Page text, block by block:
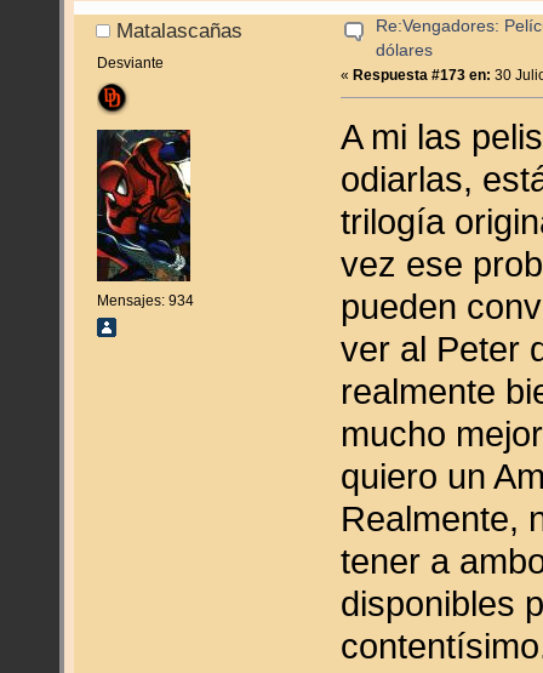
Matalascañas
Desviante
Mensajes: 934
Re:Vengadores:
dólares
«Respuesta #173 en: 30
A mi las
odiarlas,
trilogía
vez ese
pueden
ver al Peter
realmente
mucho
quiero un
Realmente,
tener a
disponibles